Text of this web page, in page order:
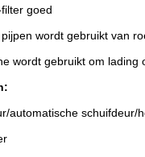
goed
wordt gebruikt van
wordt gebruikt om lading
automatische schuifdeur/